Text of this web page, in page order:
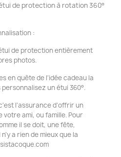
de protection à rotation 360°
:
de protection entièrement
photos.
en quête de l'idée cadeau la
un étui 360°.
l'assurance d'offrir un
votre ami, ou famille. Pour
il se doit, une fête,
a rien de mieux que la